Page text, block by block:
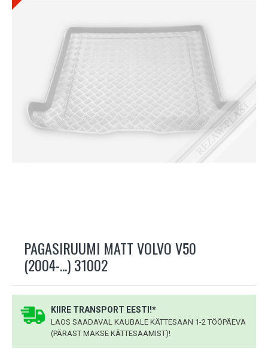
PAGASIRUUMI MATT VOLVO V50
(2004-...) 31002
KIIRE TRANSPORT EESTI!*
LAOS SAADAVAL KAUBALE KÄTTESAAN 1-2 TÖÖPÄEVA
(PÄRAST MAKSE KÄTTESAAMIST)!